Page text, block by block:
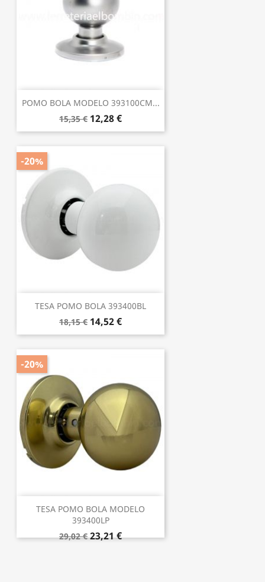
POMO BOLA MODELO 393100CM...
15,35 € 12,28 €
TESA POMO BOLA 393400BL
18,15 € 14,52 €
-20%
TESA POMO BOLA MODELO
393400LP
29,02 € 23,21 €
-20%